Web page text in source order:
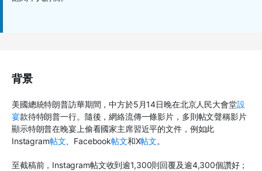
背景
美國總統特朗普訪華期間，中方於5月14日晚在北京人民大會堂設
宴款待特朗普一行。隨後，網絡流傳一條影片，多則帖文聲稱影片
顯示特朗普在晚宴上偷看國家主席習近平的文件，例如此
Instagram帖文 、Facebook帖文和X帖文。
至截稿前，Instagram帖文收到逾1,300則回覆及逾4,300個讚好；